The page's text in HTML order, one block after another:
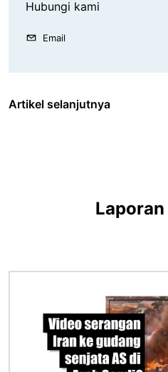
Hubungi kami
Email
Artikel selanjutnya